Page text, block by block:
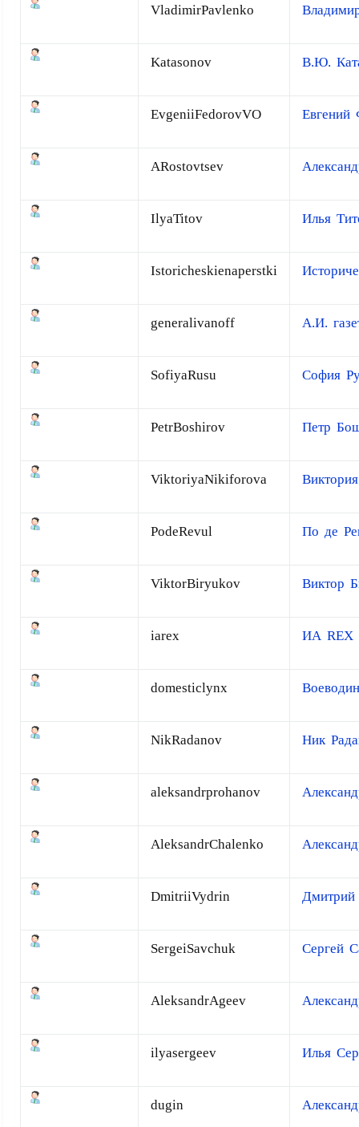
VladimirPavlenko
Katasonov В.Ю.
EvgeniiFedorovVO
ARostovtsev
IlyaTitov Илья
Istoricheskienaperstki
generalivanoff А.И.
SofiyaRusu София
PetrBoshirov Петр
ViktoriyaNikiforova
PodeRevul По де
ViktorBiryukov Виктор
iarex ИА REX
domesticlynx
NikRadanov Ник
aleksandrprohanov
AleksandrChalenko
DmitriiVydrin
SergeiSavchuk Сергей
AleksandrAgeev
ilyasergeev Илья
dugin